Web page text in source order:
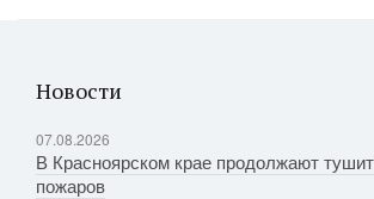
Новости
07.08.2026
В Красноярском крае продолжают
пожаров